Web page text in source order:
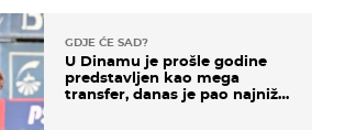
GDJE ĆE SAD?
U Dinamu je prošle godine
predstavljen kao mega
transfer, danas je pao najniže